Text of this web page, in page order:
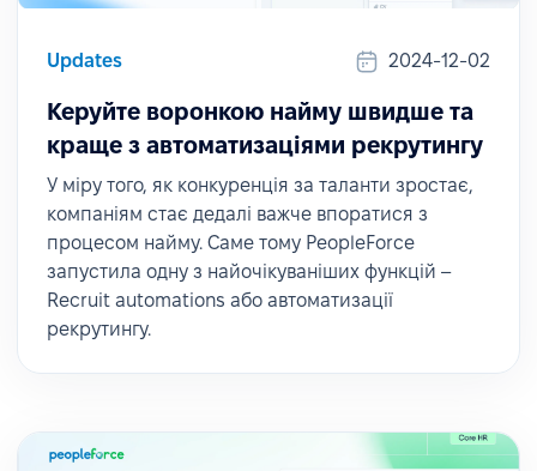
Updates 2024-12-02
Керуйте воронкою найму швидше та
краще з автоматизаціями рекрутингу
У міру того, як конкуренція за таланти зростає,
компаніям стає дедалі важче впоратися з
процесом найму. Саме тому PeopleForce
запустила одну з найочікуваніших функцій –
Recruit automations або автоматизації
рекрутингу.